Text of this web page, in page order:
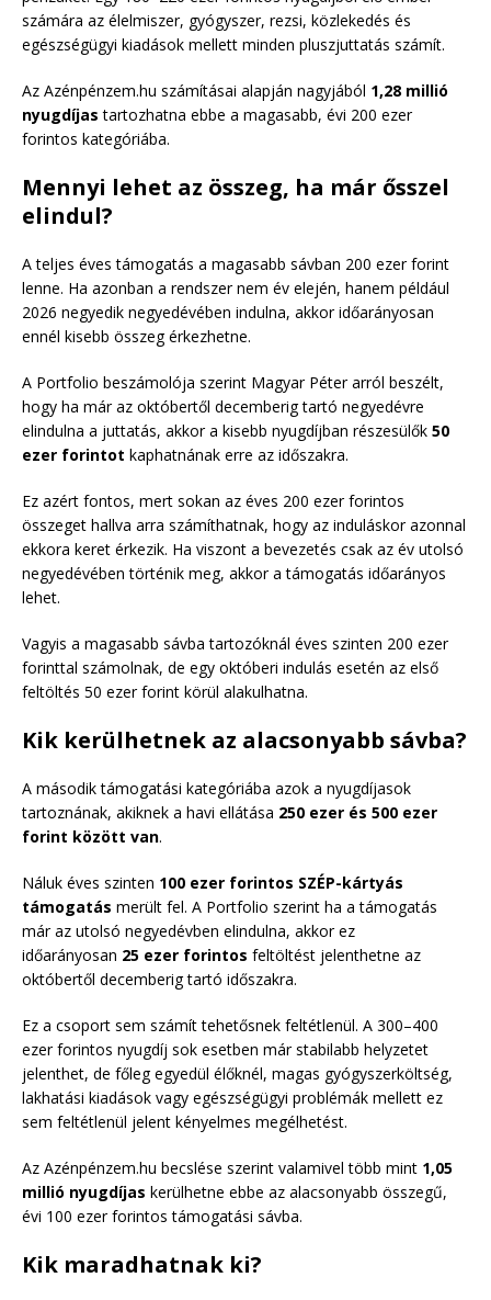
számára az élelmiszer, gyógyszer, rezsi, közlekedés és
egészségügyi kiadások mellett minden pluszjuttatás számít.
Az Azénpénzem.hu számításai alapján nagyjából 1,28 millió
nyugdíjas tartozhatna ebbe a magasabb, évi 200 ezer
forintos kategóriába.
Mennyi lehet az összeg, ha már ősszel
elindul?
A teljes éves támogatás a magasabb sávban 200 ezer forint
lenne. Ha azonban a rendszer nem év elején, hanem például
2026 negyedik negyedévében indulna, akkor időarányosan
ennél kisebb összeg érkezhetne.
A Portfolio beszámolója szerint Magyar Péter arról beszélt,
hogy ha már az októbertől decemberig tartó negyedévre
elindulna a juttatás, akkor a kisebb nyugdíjban részesülők 50
ezer forintot kaphatnának erre az időszakra.
Ez azért fontos, mert sokan az éves 200 ezer forintos
összeget hallva arra számíthatnak, hogy az induláskor azonnal
ekkora keret érkezik. Ha viszont a bevezetés csak az év utolsó
negyedévében történik meg, akkor a támogatás időarányos
lehet.
Vagyis a magasabb sávba tartozóknál éves szinten 200 ezer
forinttal számolnak, de egy októberi indulás esetén az első
feltöltés 50 ezer forint körül alakulhatna.
Kik kerülhetnek az alacsonyabb sávba?
A második támogatási kategóriába azok a nyugdíjasok
tartoznának, akiknek a havi ellátása 250 ezer és 500 ezer
forint között van.
Náluk éves szinten 100 ezer forintos SZÉP-kártyás
támogatás merült fel. A Portfolio szerint ha a támogatás
már az utolsó negyedévben elindulna, akkor ez
időarányosan 25 ezer forintos feltöltést jelenthetne az
októbertől decemberig tartó időszakra.
Ez a csoport sem számít tehetősnek feltétlenül. A 300–400
ezer forintos nyugdíj sok esetben már stabilabb helyzetet
jelenthet, de főleg egyedül élőknél, magas gyógyszerköltség,
lakhatási kiadások vagy egészségügyi problémák mellett ez
sem feltétlenül jelent kényelmes megélhetést.
Az Azénpénzem.hu becslése szerint valamivel több mint 1,05
millió nyugdíjas kerülhetne ebbe az alacsonyabb összegű,
évi 100 ezer forintos támogatási sávba.
Kik maradhatnak ki?